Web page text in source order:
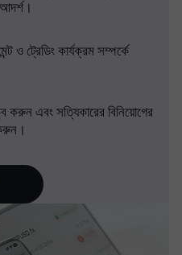
আদর্শ।
ও ট্রেডিং কার্যক্রম সম্পর্কে
করুন এবং সত্যিকারের বিনিয়োগের